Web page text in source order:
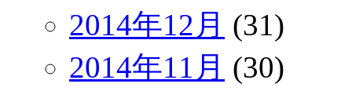
2014年12月 (31)
2014年11月 (30)